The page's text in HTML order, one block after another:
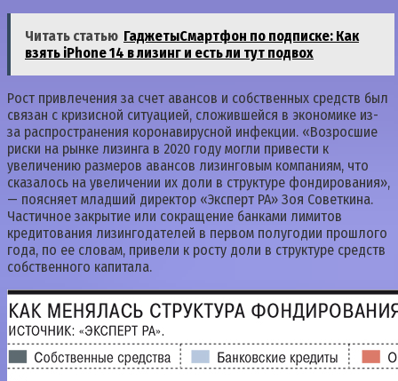
Читать статью ГаджетыСмартфон по подписке: Как
взять iPhone 14 в лизинг и есть ли тут подвох
Рост привлечения за счет авансов и собственных средств был
связан с кризисной ситуацией, сложившейся в экономике из-
за распространения коронавирусной инфекции. «Возросшие
риски на рынке лизинга в 2020 году могли привести к
увеличению размеров авансов лизинговым компаниям, что
сказалось на увеличении их доли в структуре фондирования»,
— поясняет младший директор «Эксперт РА» Зоя Советкина.
Частичное закрытие или сокращение банками лимитов
кредитования лизингодателей в первом полугодии прошлого
года, по ее словам, привели к росту доли в структуре средств
собственного капитала.